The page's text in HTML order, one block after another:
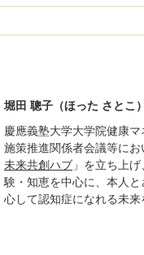
堀田 聰子（ほった さとこ
慶應義塾大学大学院健康
施策推進関係者会議等に
未来共創ハブ 」を立ち上
験・知恵を中心に、本人
心して認知症になれる未来